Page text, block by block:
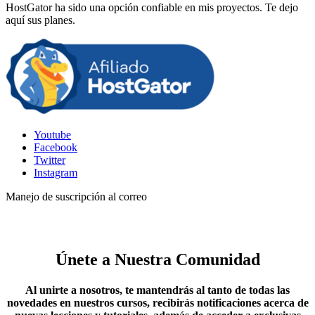
HostGator ha sido una opción confiable en mis proyectos. Te dejo
aquí sus planes.
Youtube
Facebook
Twitter
Instagram
Manejo de suscripción al correo
Únete a Nuestra Comunidad
Al unirte a nosotros, te mantendrás al tanto de todas las
novedades en nuestros cursos, recibirás notificaciones acerca de